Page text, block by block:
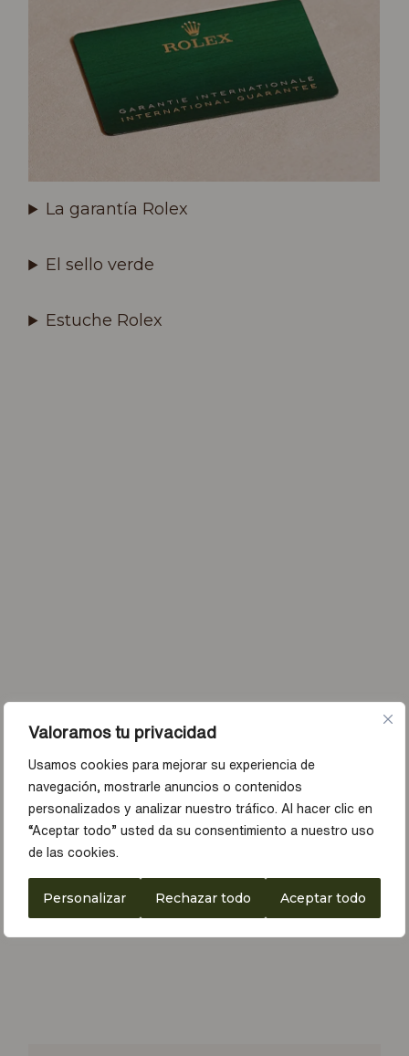
Valoramos tu privacidad
Usamos cookies para mejorar su experiencia de
navegación, mostrarle anuncios o contenidos
personalizados y analizar nuestro tráfico. Al hacer clic en
“Aceptar todo” usted da su consentimiento a nuestro uso
de las cookies.
Personalizar Rechazar todo Aceptar todo
La garantía Rolex
El sello verde
Estuche Rolex